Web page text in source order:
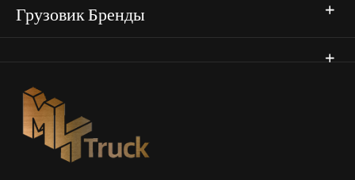
Грузовик Бренды